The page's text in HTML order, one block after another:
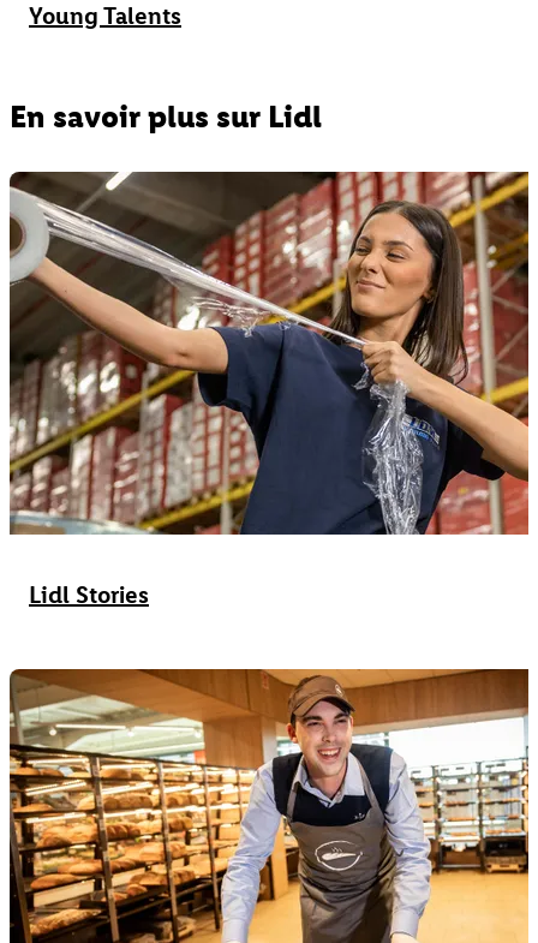
Young Talents
En savoir plus sur Lidl
Lidl Stories